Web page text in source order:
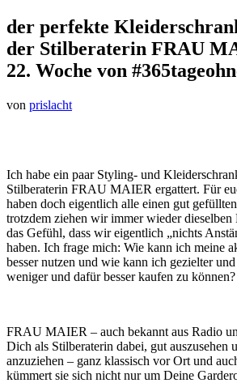
der perfekte
der Stilberaterin FRAU
22. Woche von
von prislacht
Ich habe ein paar Styling- und
Stilberaterin FRAU MAIER ergattert. Für
haben doch eigentlich alle einen gut
trotzdem ziehen wir immer wieder dieselben
das Gefühl, dass wir eigentlich „nichts
haben. Ich frage mich: Wie kann ich meine
besser nutzen und wie kann ich gezielter
weniger und dafür besser kaufen zu können?
FRAU MAIER – auch bekannt aus Radio
Dich als Stilberaterin dabei, gut auszusehen
anzuziehen – ganz klassisch vor Ort und
kümmert sie sich nicht nur um Deine